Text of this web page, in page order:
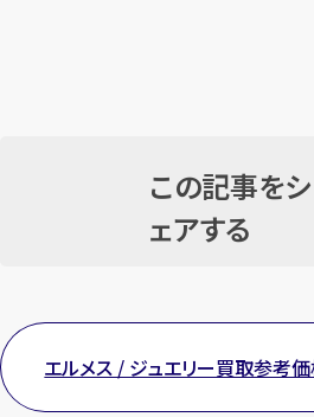
この記事をシ
ェアする
エルメス / ジュエリー買取参考